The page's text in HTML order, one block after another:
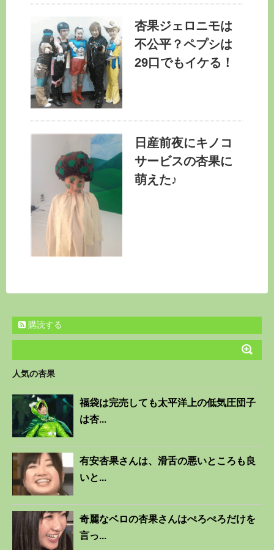
杏果ジェロニモは
不公平？ペプシは
29口でもイケる！
日産前夜にキノコ
サービスの杏果に
萌えた♪
購読する
人気の杏果
福袋は完売しても太平洋上の低気圧団子
は杏...
有安杏果さんは、滑舌の悪いところも良
いと...
奇麗なベロの杏果さんはぺろぺろだけを
言っ...